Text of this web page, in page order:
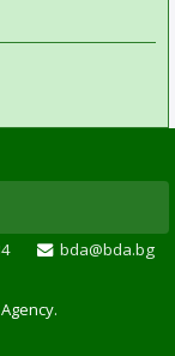
bda@bda.bg